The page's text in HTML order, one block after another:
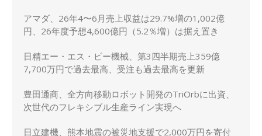
アマダ、26年4〜6月売上収益は29.7%増の1,002億
円、26年度予想4,600億円（5.2％増）は据え置き
日精エー・エス・ビー機械、第3四半期売上359億
7,700万円で過去最高、受注も過去最高を更新
豊田通商、全方向移動ロボット開発のTriOrbに出資、
次世代のフレキシブル生産ライン実現へ
日立建機、熊本地震の被災地支援で2,000万円を寄付